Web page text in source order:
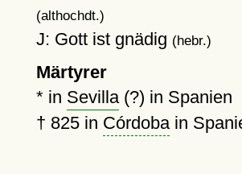
(althochdt.)
J: Gott ist gnädig (hebr.)
Märtyrer
* in Sevilla(?) in Spanien
† 825in Córdobain